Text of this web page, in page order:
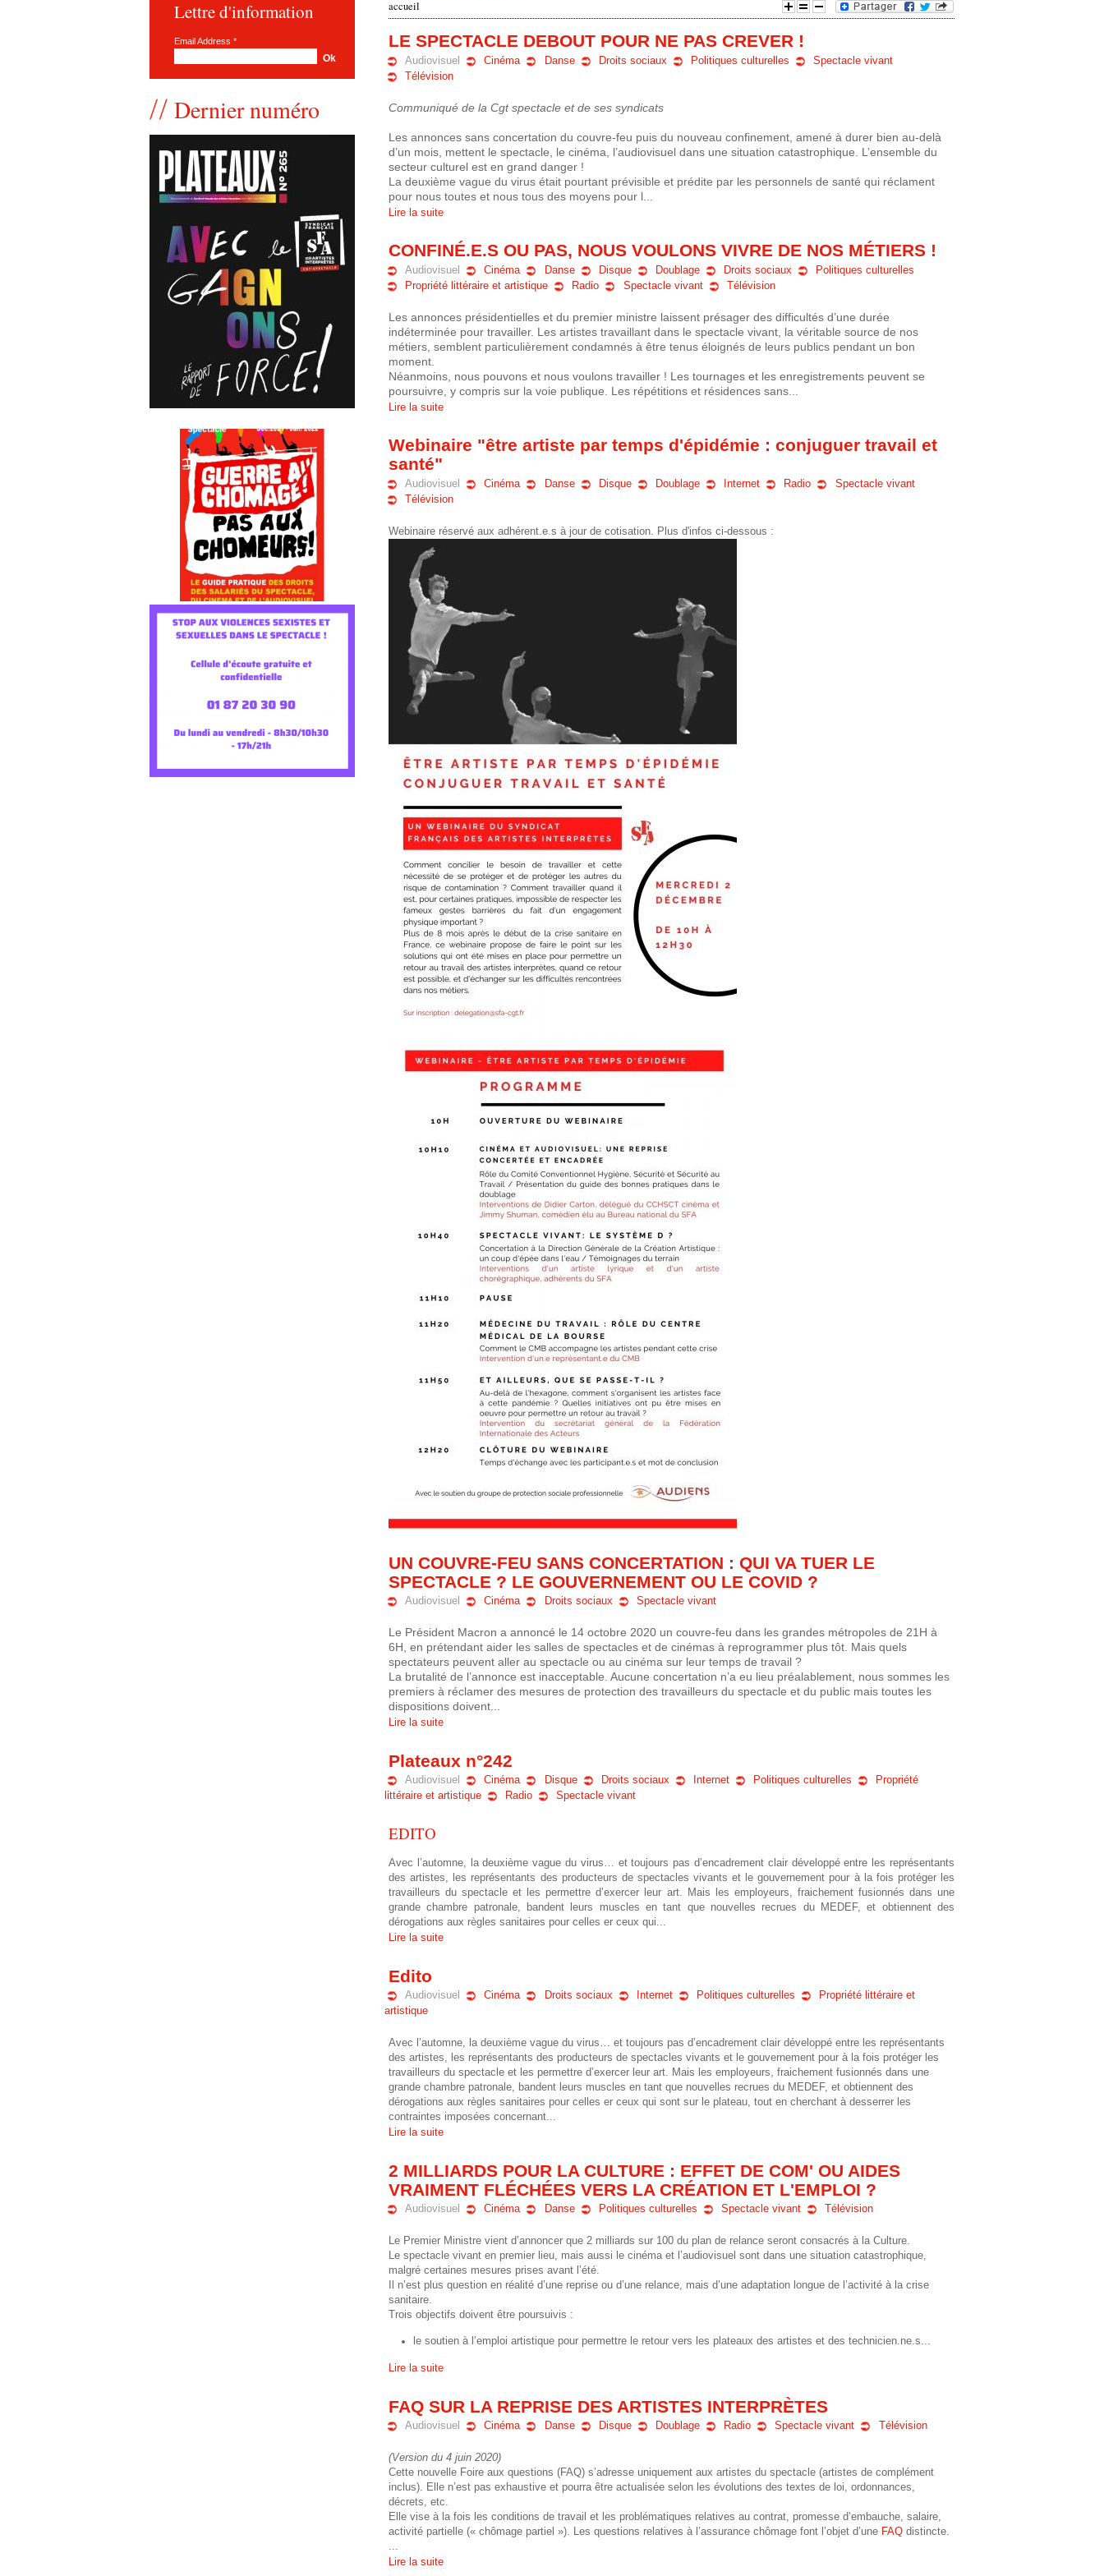
d
r
h
e
c
h
v
o
ê
t
e
s
i
i
accueil
LE SPECTACLE DEBOUT POUR NE PAS CREVER !
Audiovisuel Cinéma Danse Droits sociaux Politiques culturelles
Spectacle vivant
Télévision
Communiqué de la Cgt spectacle et de ses syndicats
Les annonces sans concertation du couvre-feu puis du nouveau confinement, amené à durer bien au-delà
d’un mois, mettent le spectacle, le cinéma, l’audiovisuel dans une situation catastrophique. L’ensemble du
secteur culturel est en grand danger !
La deuxième vague du virus était pourtant prévisible et prédite par les personnels de santé qui réclament
pour nous toutes et nous tous des moyens pour l...
Lire la suite
CONFINÉ.E.S OU PAS, NOUS VOULONS VIVRE DE NOS MÉTIERS !
Audiovisuel Cinéma Danse Disque Doublage Droits sociaux
Politiques culturelles
Propriété littéraire et artistique
Radio Spectacle vivant Télévision
Les annonces présidentielles et du premier ministre laissent présager des difficultés d’une durée
indéterminée pour travailler. Les artistes travaillant dans le spectacle vivant, la véritable source de nos
métiers, semblent particulièrement condamnés à être tenus éloignés de leurs publics pendant un bon
moment.
Néanmoins, nous pouvons et nous voulons travailler ! Les tournages et les enregistrements peuvent se
poursuivre, y compris sur la voie publique. Les répétitions et résidences sans...
Lire la suite
Webinaire "être artiste par temps d'épidémie : conjuguer travail et
santé"
Audiovisuel Cinéma Danse Disque Doublage Internet Radio
Spectacle vivant
Télévision
Webinaire réservé aux adhérent.e.s à jour de cotisation. Plus d'infos ci-dessous :
UN COUVRE-FEU SANS CONCERTATION : QUI VA TUER LE
SPECTACLE ? LE GOUVERNEMENT OU LE COVID ?
Audiovisuel Cinéma Droits sociaux Spectacle vivant
Le Président Macron a annoncé le 14 octobre 2020 un couvre-feu dans les grandes métropoles de 21H à
6H, en prétendant aider les salles de spectacles et de cinémas à reprogrammer plus tôt. Mais quels
spectateurs peuvent aller au spectacle ou au cinéma sur leur temps de travail ?
La brutalité de l’annonce est inacceptable. Aucune concertation n’a eu lieu préalablement, nous sommes les
premiers à réclamer des mesures de protection des travailleurs du spectacle et du public mais toutes les
dispositions doivent...
Lire la suite
Plateaux n°242
Audiovisuel Cinéma Disque Droits sociaux Internet Politiques culturelles
Propriété
littéraire et artistique
Radio Spectacle vivant
EDITO
Avec l’automne, la deuxième vague du virus… et toujours pas d’encadrement clair développé entre les représentants
des artistes, les représentants des producteurs de spectacles vivants et le gouvernement pour à la fois protéger les
travailleurs du spectacle et les permettre d’exercer leur art. Mais les employeurs, fraichement fusionnés dans une
grande chambre patronale, bandent leurs muscles en tant que nouvelles recrues du MEDEF, et obtiennent des
dérogations aux règles sanitaires pour celles er ceux qui...
Lire la suite
Edito
Audiovisuel Cinéma Droits sociaux Internet Politiques culturelles
Propriété littéraire et
artistique
Avec l’automne, la deuxième vague du virus… et toujours pas d’encadrement clair développé entre les représentants
des artistes, les représentants des producteurs de spectacles vivants et le gouvernement pour à la fois protéger les
travailleurs du spectacle et les permettre d’exercer leur art. Mais les employeurs, fraichement fusionnés dans une
grande chambre patronale, bandent leurs muscles en tant que nouvelles recrues du MEDEF, et obtiennent des
dérogations aux règles sanitaires pour celles er ceux qui sont sur le plateau, tout en cherchant à desserrer les
contraintes imposées concernant...
Lire la suite
2 MILLIARDS POUR LA CULTURE : EFFET DE COM' OU AIDES
VRAIMENT FLÉCHÉES VERS LA CRÉATION ET L'EMPLOI ?
Audiovisuel Cinéma Danse Politiques culturelles Spectacle vivant Télévision
Le Premier Ministre vient d’annoncer que 2 milliards sur 100 du plan de relance seront consacrés à la Culture.
Le spectacle vivant en premier lieu, mais aussi le cinéma et l’audiovisuel sont dans une situation catastrophique,
malgré certaines mesures prises avant l’été.
Il n’est plus question en réalité d’une reprise ou d’une relance, mais d’une adaptation longue de l’activité à la crise
sanitaire.
Trois objectifs doivent être poursuivis :
le soutien à l’emploi artistique pour permettre le retour vers les plateaux des artistes et des technicien.ne.s...
Lire la suite
FAQ SUR LA REPRISE DES ARTISTES INTERPRÈTES
Audiovisuel Cinéma Danse Disque Doublage Radio Spectacle vivant Télévision
(Version du 4 juin 2020)
Cette nouvelle Foire aux questions (FAQ) s’adresse uniquement aux artistes du spectacle (artistes de complément
inclus). Elle n’est pas exhaustive et pourra être actualisée selon les évolutions des textes de loi, ordonnances,
décrets, etc.
Elle vise à la fois les conditions de travail et les problématiques relatives au contrat, promesse d’embauche, salaire,
activité partielle (« chômage partiel »). Les questions relatives à l’assurance chômage font l’objet d’une FAQdistincte.
...
Lire la suite
Lettre d'information
Email Address *
Dernier numéro